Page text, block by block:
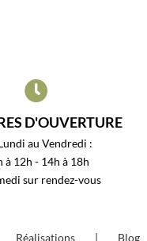
D'OUVERTURE
au Vendredi :
à 12h - 14h à 18h
sur rendez-vous
Réalisations Blog